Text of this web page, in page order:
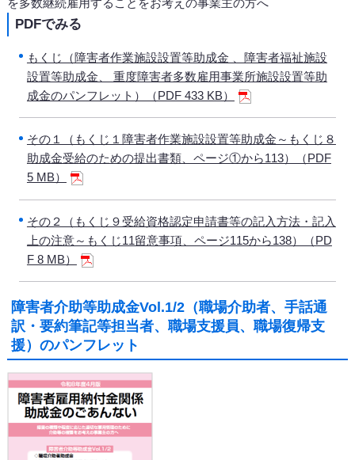
PDFでみる
もくじ（障害者作業施設設置等助成金 、障害者福祉施設
設置等助成金、 重度障害者多数雇用事業所施設設置等助
成金のパンフレット）（PDF 433 KB）
その１（もくじ１障害者作業施設設置等助成金～もくじ８
助成金受給のための提出書類、ページ①から113）（PDF
5 MB）
その２（もくじ９受給資格認定申請書等の記入方法・記入
上の注意～もくじ11留意事項、ページ115から138）（PD
F 8 MB）
障害者介助等助成金Vol.1/2（職場介助者、手話通
訳・要約筆記等担当者、職場支援員、職場復帰支
援）のパンフレット